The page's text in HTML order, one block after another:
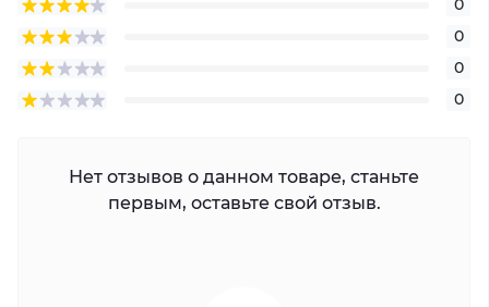
0
0
0
0
Нет отзывов о данном товаре, станьте
первым, оставьте свой отзыв.